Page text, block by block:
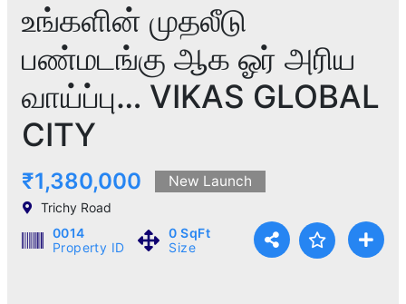
உங்களின் முதலீடு
பண்மடங்கு ஆக ஓர் அரிய
வாய்ப்பு… VIKAS GLOBAL
CITY
₹1,380,000 New Launch
Trichy Road
0014
Property ID
0 SqFt
Size